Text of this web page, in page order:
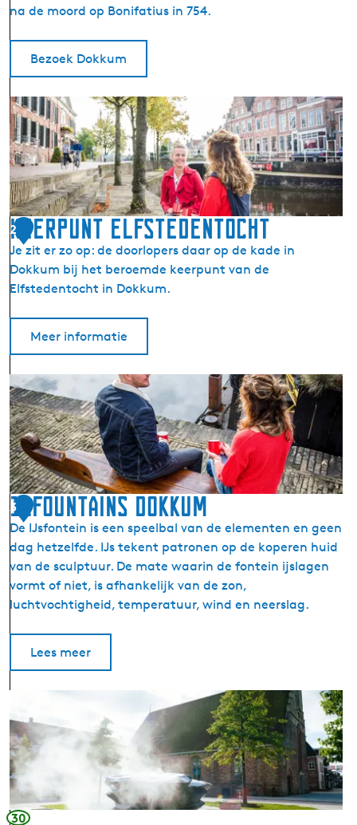
na de moord op Bonifatius in 754.
Bezoek Dokkum
D
o
k
k
u
m
(
D
o
k
k
u
)
2
Keerpunt Elfstedentocht
Je zit er zo op: de doorlopers daar op de kade in
Dokkum bij het beroemde keerpunt van de
Elfstedentocht in Dokkum.
Meer informatie
K
e
e
r
p
u
n
t
E
l
f
s
t
e
e
n
o
c
h
t
3
11fountains Dokkum
De IJsfontein is een speelbal van de elementen en geen
dag hetzelfde. IJs tekent patronen op de koperen huid
van de sculptuur. De mate waarin de fontein ijslagen
vormt of niet, is afhankelijk van de zon,
luchtvochtigheid, temperatuur, wind en neerslag.
Lees meer
1
f
o
u
n
t30